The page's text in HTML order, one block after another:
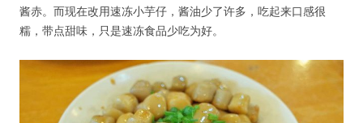
酱赤。而现在改用速冻小芋仔，酱油少了许多，吃起来口感很
糯，带点甜味，只是速冻食品少吃为好。